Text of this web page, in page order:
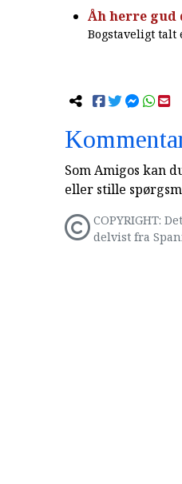
Åh herre gud
Bogstaveligt
Som Amigos kan
eller stille
COPYRIGHT:
delvist fra